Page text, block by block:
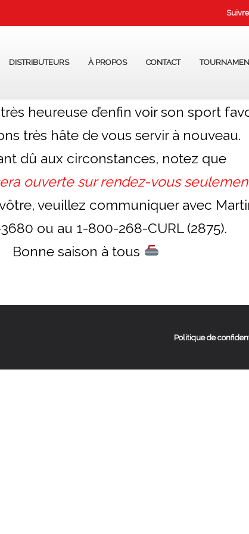
DISTRIBUTEURS À PROPOS CONTACT
heureuse d’enfin voir son sport
très hâte de vous servir à nouveau.
dû aux circonstances, notez que
ouverte sur rendez-vous
veuillez communiquer avec
ou au 1-800-268-CURL (2875).
Bonne saison à tous
Politique de